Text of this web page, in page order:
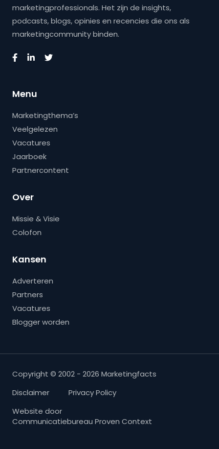
marketingprofessionals. Het zijn de insights,
podcasts, blogs, opinies en recencies die ons als
marketingcommunity binden.
Menu
Marketingthema’s
Veelgelezen
Vacatures
Jaarboek
Partnercontent
Over
Missie & Visie
Colofon
Kansen
Adverteren
Partners
Vacatures
Blogger worden
Copyright © 2002 - 2026 Marketingfacts
Disclaimer
Privacy Policy
Website door
Communicatiebureau Proven Context